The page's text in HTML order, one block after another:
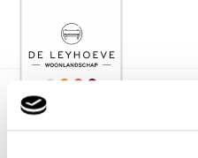
U bevindt zich hier:
Leynieuws Groningen NR. 5 2024